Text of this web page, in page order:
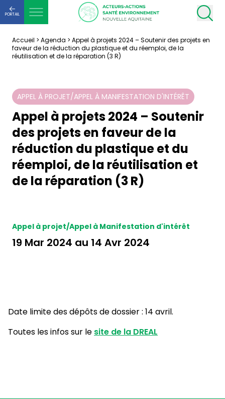
PORTAIL
Accueil > Agenda > Appel à projets 2024 – Soutenir des projets en
faveur de la réduction du plastique et du réemploi, de la
réutilisation et de la réparation (3 R)
APPEL À PROJET/APPEL À MANIFESTATION D'INTÉRÊT
Appel à projets 2024 – Soutenir
des projets en faveur de la
réduction du plastique et du
réemploi, de la réutilisation et
de la réparation (3 R)
Appel à projet/Appel à Manifestation d'intérêt
19 Mar 2024 au 14 Avr 2024
Date limite des dépôts de dossier : 14 avril.
Toutes les infos sur le site de la DREAL